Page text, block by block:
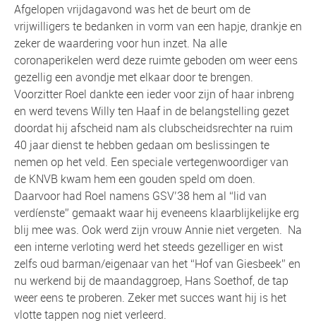
Afgelopen vrijdagavond was het de beurt om de
vrijwilligers te bedanken in vorm van een hapje, drankje en
zeker de waardering voor hun inzet. Na alle
coronaperikelen werd deze ruimte geboden om weer eens
gezellig een avondje met elkaar door te brengen.
Voorzitter Roel dankte een ieder voor zijn of haar inbreng
en werd tevens Willy ten Haaf in de belangstelling gezet
doordat hij afscheid nam als clubscheidsrechter na ruim
40 jaar dienst te hebben gedaan om beslissingen te
nemen op het veld. Een speciale vertegenwoordiger van
de KNVB kwam hem een gouden speld om doen.
Daarvoor had Roel namens GSV’38 hem al “lid van
verdíenste” gemaakt waar hij eveneens klaarblijkelijke erg
blij mee was. Ook werd zijn vrouw Annie niet vergeten. Na
een interne verloting werd het steeds gezelliger en wist
zelfs oud barman/eigenaar van het “Hof van Giesbeek” en
nu werkend bij de maandaggroep, Hans Soethof, de tap
weer eens te proberen. Zeker met succes want hij is het
vlotte tappen nog niet verleerd.